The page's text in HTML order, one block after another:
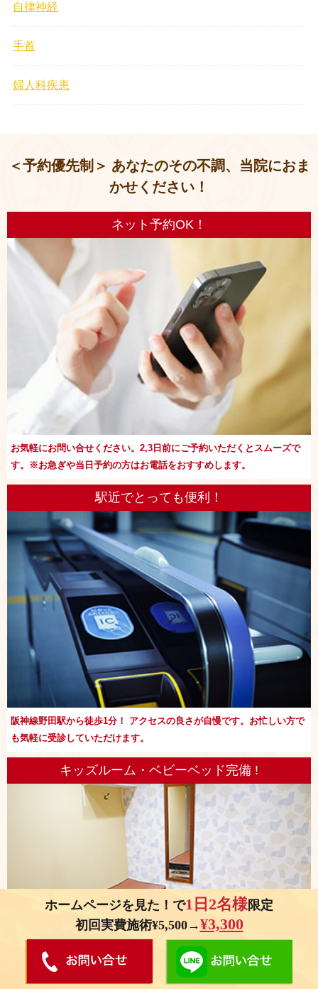
自律神経
手首
婦人科疾患
＜予約優先制＞ あなたのその不調、当院におま
かせください！
ネット予約OK！
お気軽にお問い合せください。2,3日前にご予約いただくとスムーズで
す。※お急ぎや当日予約の方はお電話をおすすめします。
駅近でとっても便利！
阪神線野田駅から徒歩1分！ アクセスの良さが自慢です。お忙しい方で
も気軽に受診していただけます。
キッズルーム・ベビーベッド完備 !
ホームページを見た！で1日2名様限定
初回実費施術¥5,500→¥3,300